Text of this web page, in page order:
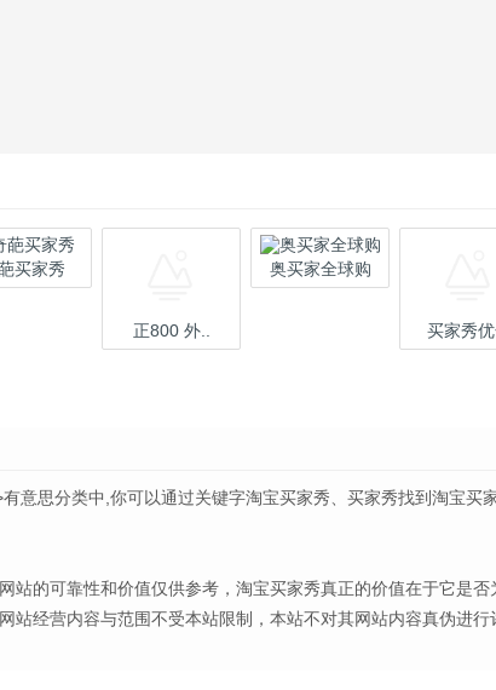
买家秀
正800 外..
奥买家全球购
买家秀
意思分类中,你可以通过关键字淘宝买家秀、买家秀找到淘宝买
的可靠性和价值仅供参考，淘宝买家秀真正的价值在于它是否
经营内容与范围不受本站限制，本站不对其网站内容真伪进行